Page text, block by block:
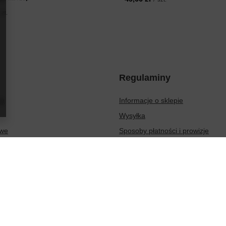
Regulaminy
Informacje o sklepie
Wysyłka
Sposoby płatności i prowizje